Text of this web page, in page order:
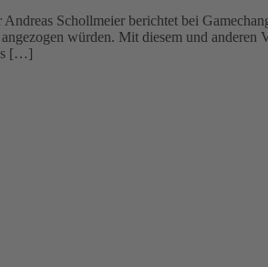
Andreas Schollmeier berichtet bei
würden. Mit diesem und
[…]